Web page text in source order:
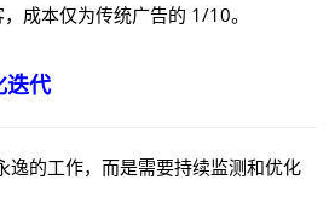
成本仅为传统广告的 1/10。
迭代
逸的工作，而是需要持续监测和优化